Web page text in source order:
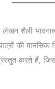
शैली
की मानसिक
करते हैं,